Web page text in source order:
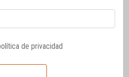
de privacidad